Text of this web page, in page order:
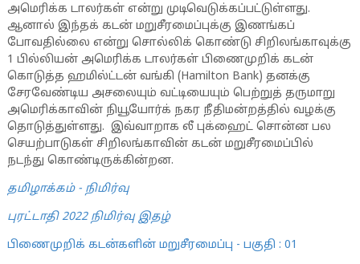
அமெரிக்க டாலர்கள் என்று முடிவெடுக்கப்பட்டுள்ளது.
ஆனால் இந்தக் கடன் மறுசீரமைப்புக்கு இணங்கப்
போவதில்லை என்று சொல்லிக் கொண்டு சிறிலங்காவுக்கு
1 பில்லியன் அமெரிக்க டாலர்கள் பிணைமுறிக் கடன்
கொடுத்த ஹமில்ட்டன் வங்கி (Hamilton Bank) தனக்கு
சேரவேண்டிய அசலையும் வட்டியையும் பெற்றுத் தருமாறு
அமெரிக்காவின் நியூயோர்க் நகர நீதிமன்றத்தில் வழக்கு
தொடுத்துள்ளது. இவ்வாறாக லீ புக்ஹைட் சொன்ன பல
செயற்பாடுகள் சிறிலங்காவின் கடன் மறுசீரமைப்பில்
நடந்து கொண்டிருக்கின்றன.
தமிழாக்கம் - நிமிர்வு
புரட்டாதி 2022 நிமிர்வு இதழ்
பிணைமுறிக் கடன்களின் மறுசீரமைப்பு - பகுதி : 01